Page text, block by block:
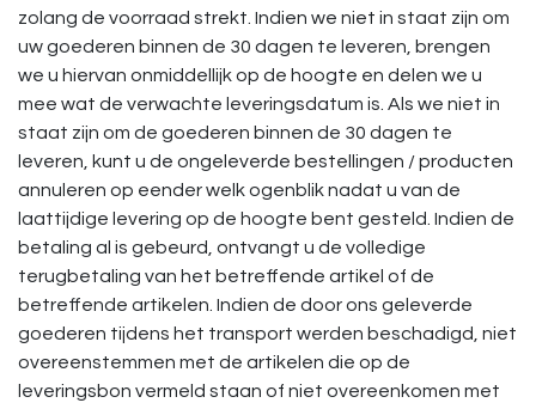
zolang de voorraad strekt. Indien we niet in staat zijn om
uw goederen binnen de 30 dagen te leveren, brengen
we u hiervan onmiddellijk op de hoogte en delen we u
mee wat de verwachte leveringsdatum is. Als we niet in
staat zijn om de goederen binnen de 30 dagen te
leveren, kunt u de ongeleverde bestellingen / producten
annuleren op eender welk ogenblik nadat u van de
laattijdige levering op de hoogte bent gesteld. Indien de
betaling al is gebeurd, ontvangt u de volledige
terugbetaling van het betreffende artikel of de
betreffende artikelen. Indien de door ons geleverde
goederen tijdens het transport werden beschadigd, niet
overeenstemmen met de artikelen die op de
leveringsbon vermeld staan of niet overeenkomen met